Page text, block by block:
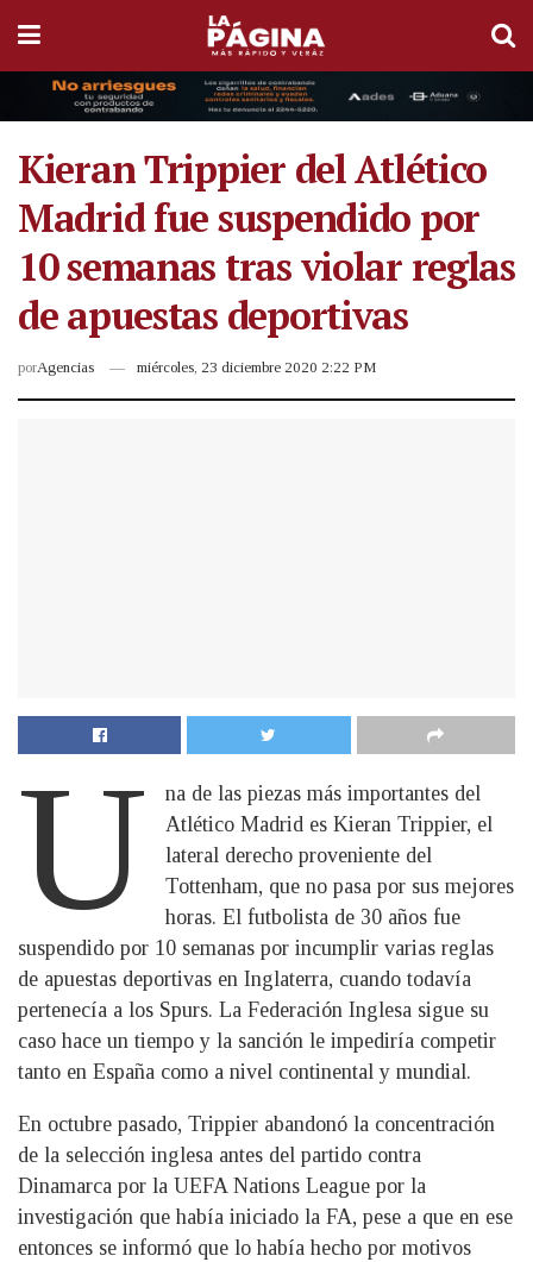
Kieran Trippier del Atlético
Madrid fue suspendido por
10 semanas tras violar reglas
de apuestas deportivas
porAgencias miércoles, 23 diciembre 2020 2:22 PM
U
na de las piezas más importantes del
Atlético Madrid es Kieran Trippier, el
lateral derecho proveniente del
Tottenham, que no pasa por sus mejores
horas. El futbolista de 30 años fue
suspendido por 10 semanas por incumplir varias reglas
de apuestas deportivas en Inglaterra, cuando todavía
pertenecía a los Spurs. La Federación Inglesa sigue su
caso hace un tiempo y la sanción le impediría competir
tanto en España como a nivel continental y mundial.
En octubre pasado, Trippier abandonó la concentración
de la selección inglesa antes del partido contra
Dinamarca por la UEFA Nations League por la
investigación que había iniciado la FA, pese a que en ese
entonces se informó que lo había hecho por motivos